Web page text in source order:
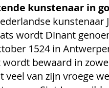
kunstenaar in
kunstenaar
wordt Dinant
1524 in
bewaard in
van zijn vroege